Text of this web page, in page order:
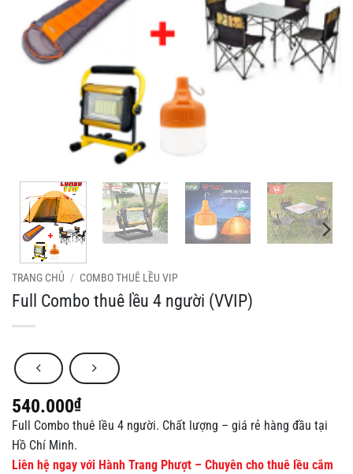
TRANG CHỦ / COMBO THUÊ LỀU VIP
Full Combo thuê lều 4 người (VVIP)
540.000₫
Full Combo thuê lều 4 người. Chất lượng – giá rẻ hàng đầu tại
Hồ Chí Minh.
Liên hệ ngay với Hành Trang Phượt – Chuyên cho thuê lều cắm